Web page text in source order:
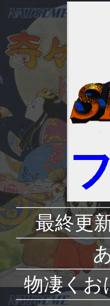
最終更
物凄くお